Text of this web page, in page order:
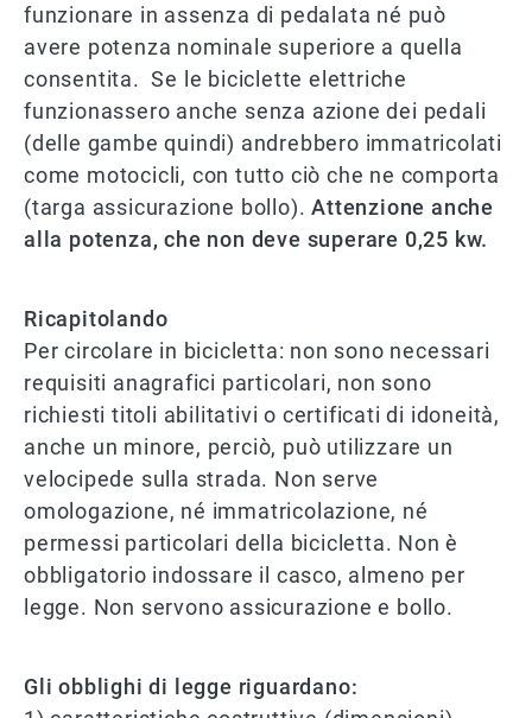
funzionare in assenza di pedalata né può
avere potenza nominale superiore a quella
consentita. Se le biciclette elettriche
funzionassero anche senza azione dei pedali
(delle gambe quindi) andrebbero immatricolati
come motocicli, con tutto ciò che ne comporta
(targa assicurazione bollo).Attenzione anche
alla potenza, che non deve superare 0,25 kw.
Ricapitolando
Per circolare in bicicletta: non sono necessari
requisiti anagrafici particolari, non sono
richiesti titoli abilitativi o certificati di idoneità,
anche un minore, perciò, può utilizzare un
velocipede sulla strada. Non serve
omologazione, né immatricolazione, né
permessi particolari della bicicletta. Non è
obbligatorio indossare il casco, almeno per
legge. Non servono assicurazione e bollo.
Gli obblighi di legge riguardano: